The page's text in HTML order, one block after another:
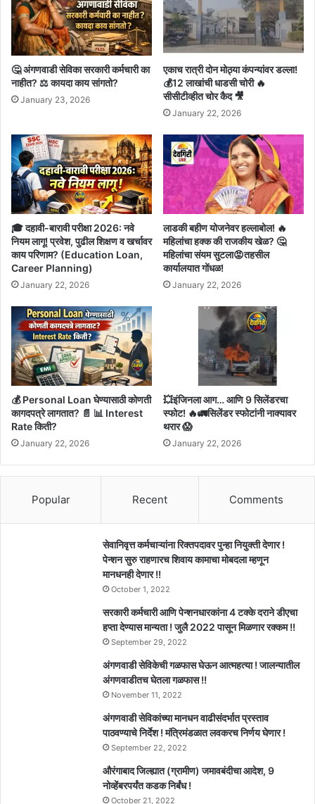
🤔 अंगणवाडी सेविका सरकारी कर्मचारी का
नाहीत? ⚖️ कायदा काय सांगतो?
January 23, 2026
एकाच रात्री दोन मोठ्या कंपन्यांवर डल्ला!
💰12 लाखांची धाडसी चोरी 🔥
सीसीटीव्हीत चोर कैद 🎥
January 22, 2026
🎓 दहावी-बारावी परीक्षा 2026: नवे
नियम लागू! प्रवेश, पुढील शिक्षण व खर्चावर
काय परिणाम? (Education Loan,
Career Planning)
January 22, 2026
लाडकी बहीण योजनेवर हल्लाबोल! 🔥
महिलांचा हक्क की राजकीय खेळ? 🤔
महिलांचा संयम सुटला😡तहसील
कार्यालयात गोंधळ!
January 22, 2026
💰 Personal Loan घेण्यासाठी कोणती
कागदपत्रे लागतात? 📄 📊 Interest
Rate किती?
January 22, 2026
💥इंजिनला आग… आणि 9 सिलेंडरचा
स्फोट! 🔥🚛सिलेंडर स्फोटांनी नाक्यावर
थरार 😱
January 22, 2026
Popular Recent Comments
सेवानिवृत्त कर्मचाऱ्यांना रिक्तपदावर पुन्हा नियुक्ती देणार !
पेन्शन सुरु राहणारच शिवाय कामाचा मोबदला म्हणून
मानधनही देणार !!
October 1, 2022
सरकारी कर्मचारी आणि पेन्शनधारकांना 4 टक्के दराने डीएचा
हप्ता देण्यास मान्यता ! जुलै 2022 पासून मिळणार रक्कम !!
September 29, 2022
अंगणवाडी सेविकेची गळफास घेऊन आत्महत्या ! जालन्यातील
अंगणवाडीतच घेतला गळफास !!
November 11, 2022
अंगणवाडी सेविकांच्या मानधन वाढीसंदर्भात प्रस्ताव
पाठवण्याचे निर्देश ! मंत्रिमंडळात लवकरच निर्णय घेणार !
September 22, 2022
औरंगाबाद जिल्ह्यात (ग्रामीण) जमावबंदीचा आदेश, 9
नोव्हेंबरपर्यंत कडक निर्बंध !
October 21, 2022